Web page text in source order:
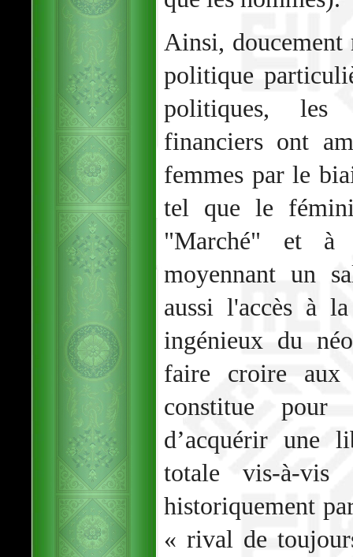
Ainsi, doucement
politique
politiques, les
financiers ont
femmes par le
tel que le
"Marché" et à
moyennant un
aussi l'accès à
ingénieux du
faire croire
constitue
d’acquérir une
totale vis-à-vis
historiquement
« rival de